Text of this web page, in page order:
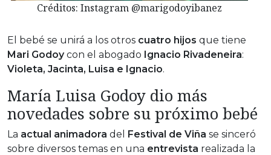
Créditos: Instagram @marigodoyibanez
El bebé se unirá a los otros cuatro hijos que tiene
Mari Godoycon el abogado Ignacio Rivadeneira:
Violeta, Jacinta, Luisa e Ignacio.
María Luisa Godoy dio más
novedades sobre su próximo bebé
La actual animadora del Festival de Viña se sinceró
sobre diversos temas en una entrevista realizada la